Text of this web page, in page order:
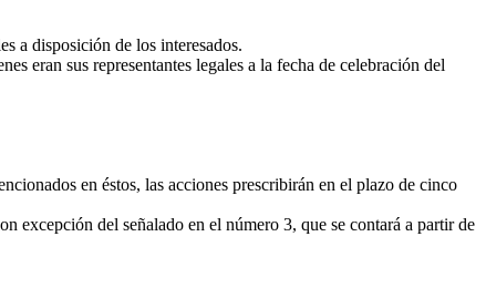
a disposición de los interesados.
eran sus representantes legales a la fecha de celebración del
en éstos, las acciones prescribirán en el plazo de cinco
excepción del señalado en el número 3, que se contará a partir de